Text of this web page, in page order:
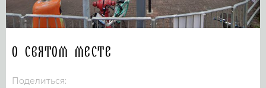
О святом месте
Поделиться: